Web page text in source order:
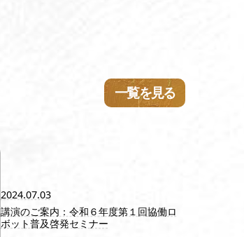
一覧を見る
2024.07.03
講演のご案内：令和６年度第１回協働ロ
ボット普及啓発セミナー